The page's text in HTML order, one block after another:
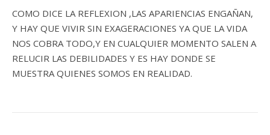
COMO DICE LA REFLEXION ,LAS APARIENCIAS ENGAÑAN,
Y HAY QUE VIVIR SIN EXAGERACIONES YA QUE LA VIDA
NOS COBRA TODO,Y EN CUALQUIER MOMENTO SALEN A
RELUCIR LAS DEBILIDADES Y ES HAY DONDE SE
MUESTRA QUIENES SOMOS EN REALIDAD.